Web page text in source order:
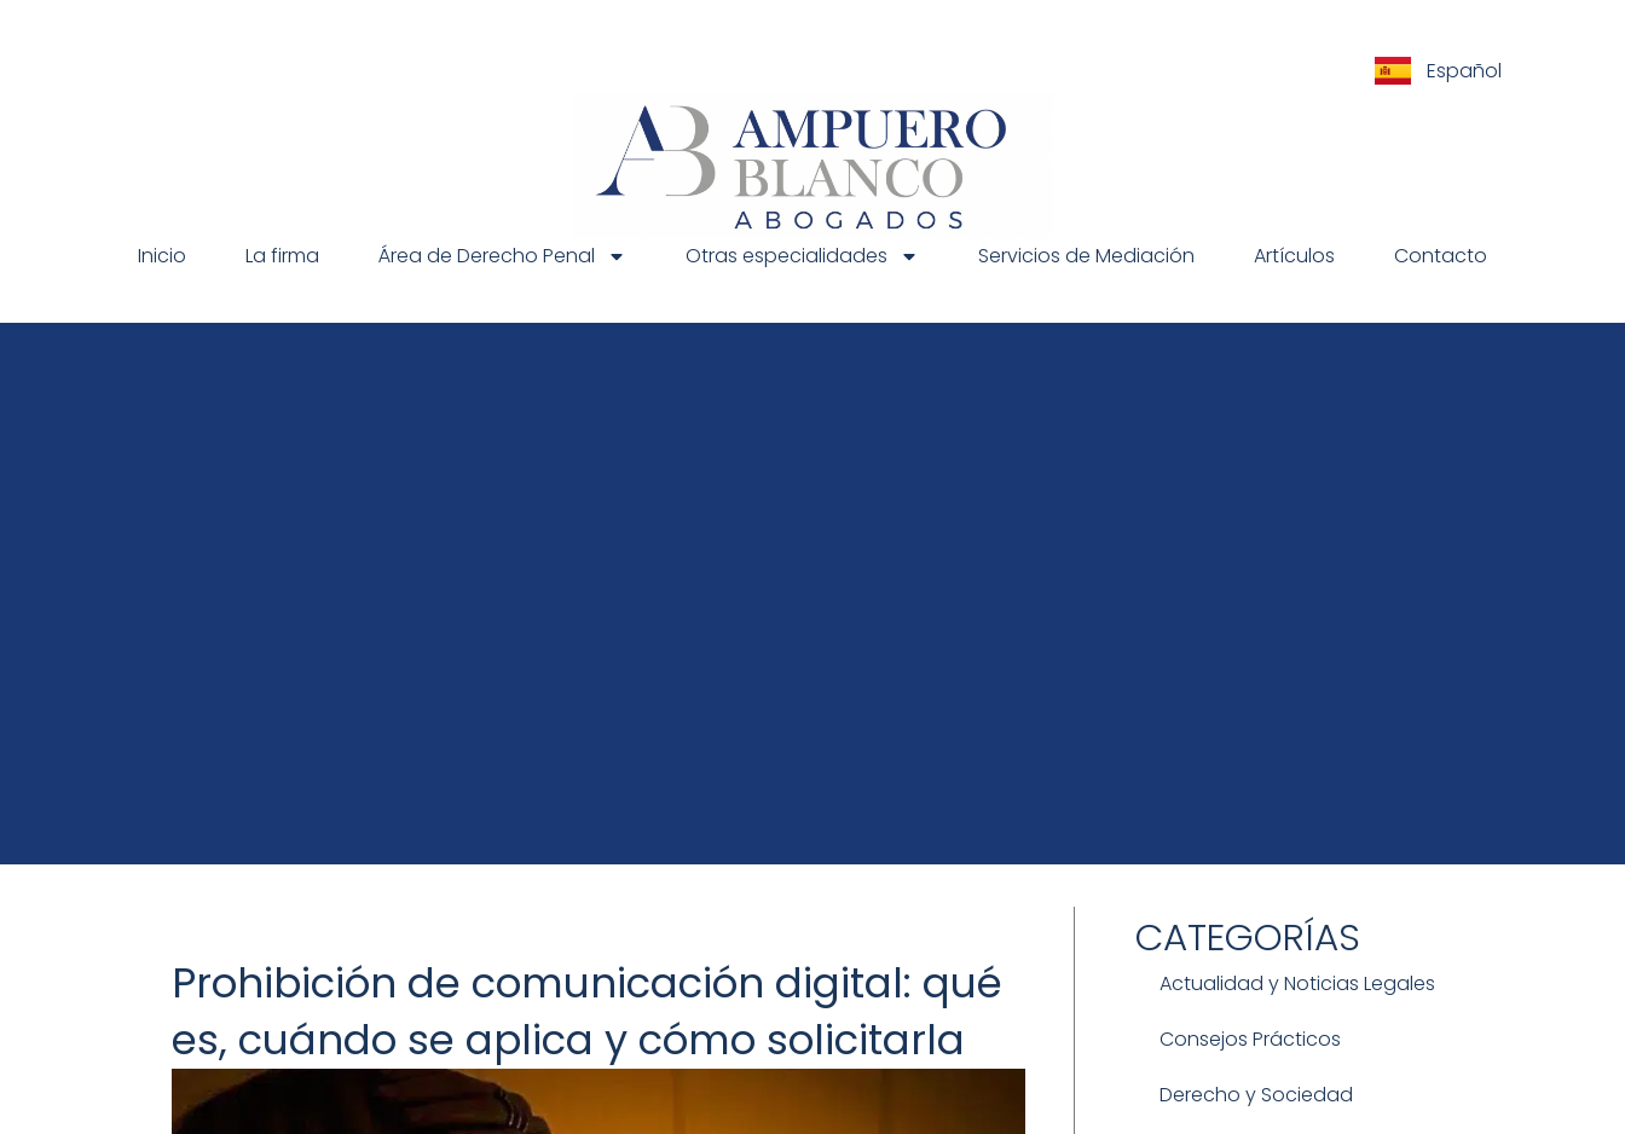
Español
Inicio La firma Área de Derecho Penal Otras especialidades Servicios de Mediación Artículos Contacto
Prohibición de comunicación digital: qué
es, cuándo se aplica y cómo solicitarla
CATEGORÍAS
Actualidad y Noticias Legales
Consejos Prácticos
Derecho y Sociedad